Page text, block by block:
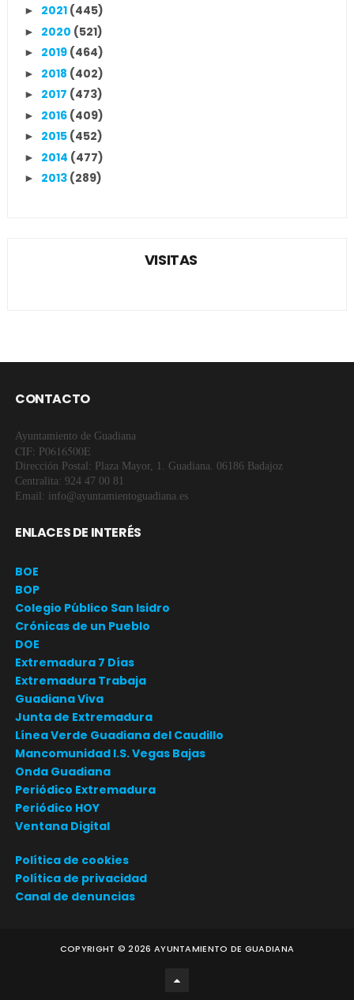
► 2021 (445)
► 2020 (521)
► 2019 (464)
► 2018 (402)
► 2017 (473)
► 2016 (409)
► 2015 (452)
► 2014 (477)
► 2013 (289)
VISITAS
CONTACTO
Ayuntamiento de Guadiana
CIF: P0616500E
Dirección Postal: Plaza Mayor, 1. Guadiana. 06186 Badajoz
Centralita: 924 47 00 81
Email: info@ayuntamientoguadiana.es
ENLACES DE INTERÉS
BOE
BOP
Colegio Público San Isidro
Crónicas de un Pueblo
DOE
Extremadura 7 Días
Extremadura Trabaja
Guadiana Viva
Junta de Extremadura
Línea Verde Guadiana del Caudillo
Mancomunidad I.S. Vegas Bajas
Onda Guadiana
Periódico Extremadura
Periódico HOY
Ventana Digital
Política de cookies
Política de privacidad
Canal de denuncias
COPYRIGHT ©2026 AYUNTAMIENTO DE GUADIANA